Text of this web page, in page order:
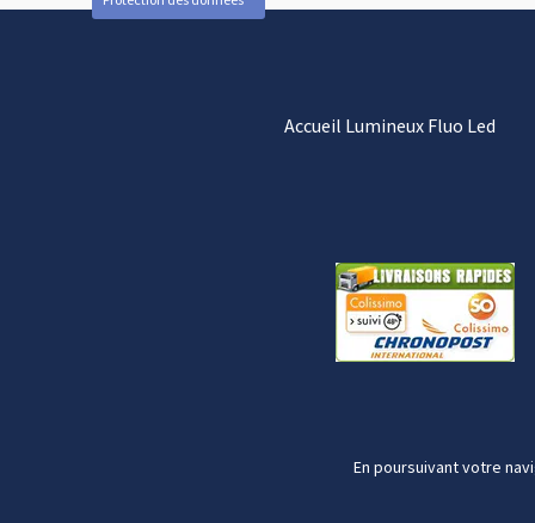
Accueil Lumineux Fluo Led
En poursuivant votre